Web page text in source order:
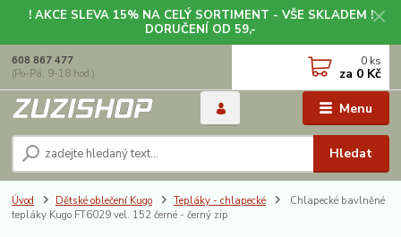
! AKCE SLEVA 15% NA CELÝ SORTIMENT - VŠE SKLADEM !
DORUČENÍ OD 59,-
Menu
Hledat
608 867 477
(Po-Pá, 9-18 hod.)
0 ks
za 0 Kč
Úvod Dětské oblečení Kugo Tepláky - chlapecké
Chlapecké bavlněné
tepláky Kugo FT6029 vel. 152 černé - černý zip